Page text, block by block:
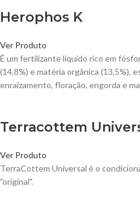
Herophos K
Ver Produto
É um fertilizante líquido rico em
(14,8%) e matéria orgânica (13,5%),
enraizamento, floração, engorda e
Terracottem
Ver Produto
TerraCottem Universal é o
"original".